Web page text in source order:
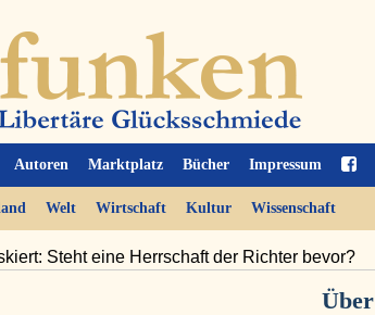
Autoren Marktplatz Bücher Impressum
Welt Wirtschaft Kultur Wissenschaft
Steht eine Herrschaft der Richter bevor?
Über